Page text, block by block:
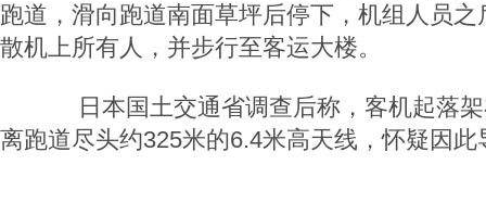
跑道，滑向跑道南面草坪后停下，机组人员
散机上所有人，并步行至客运大楼。
日本国土交通省调查后称，客机起落架
离跑道尽头约325米的6.4米高天线，怀疑因此